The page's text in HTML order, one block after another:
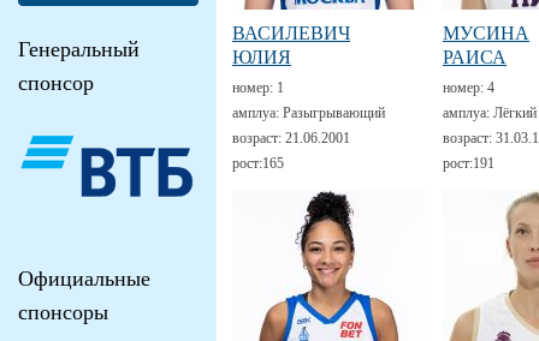
ВАСИЛЕВИЧ
ЮЛИЯ
номер: 1
амплуа: Разыгрывающий
возраст: 21.06.2001
рост:165
МУСИНА
РАИСА
номер: 4
амплуа:
возраст:
рост:191
Генеральный
спонсор
Официальные
спонсоры